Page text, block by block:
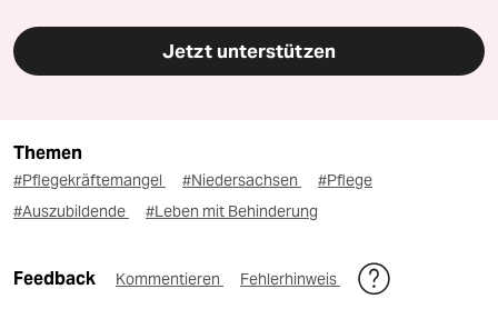
Jetzt unterstützen
Themen
#Pflegekräftemangel #Niedersachsen
#Pflege
#Auszubildende
#Leben mit Behinderung
Feedback Kommentieren Fehlerhinweis